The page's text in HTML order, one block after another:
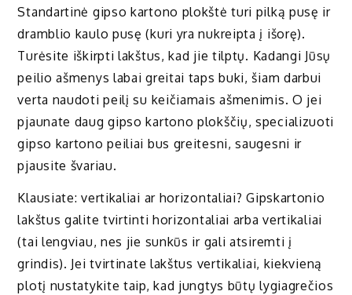
Standartinė gipso kartono plokštė turi pilką pusę ir
dramblio kaulo pusę (kuri yra nukreipta į išorę).
Turėsite iškirpti lakštus, kad jie tilptų. Kadangi Jūsų
peilio ašmenys labai greitai taps buki, šiam darbui
verta naudoti peilį su keičiamais ašmenimis. O jei
pjaunate daug gipso kartono plokščių, specializuoti
gipso kartono peiliai bus greitesni, saugesni ir
pjausite švariau.
Klausiate: vertikaliai ar horizontaliai? Gipskartonio
lakštus galite tvirtinti horizontaliai arba vertikaliai
(tai lengviau, nes jie sunkūs ir gali atsiremti į
grindis). Jei tvirtinate lakštus vertikaliai, kiekvieną
plotį nustatykite taip, kad jungtys būtų lygiagrečios